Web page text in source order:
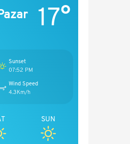
17°
Sunset
07:52 PM
Wind Speed
4.3Km/h
SUN